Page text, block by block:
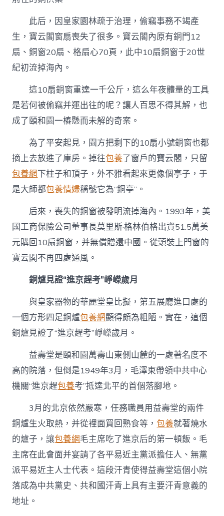
此后，因皇家園林疏于治理，偷竊事務不竭產
生，寶云閣窗扇喪失了很多。寶云閣內原有銅門12
扇、銅窗20扇、格扇心70頁，此中10扇銅窗于20世
紀初流掉海內。
這10扇銅窗重達一千公斤，這么年夜體量的工具
是若何被偷竊并運出往的呢？讓人百思不得其解，也
成了頤和園一樁懸而未解的奇案。
為了平安起見，園方把剩下的10扇小號銅窗也都
摘上去放進了庫房。掉往包養了窗戶的寶云閣，只留
包養網下柱子和頂子，外不雅看起來更像個亭子，于
是大師都包養情婦稱號它為“銅亭”。
后來，喪失的銅窗被發明流掉海內。1993年，美
國工商保險公司董事長莫里斯·格林伯格出資51.5萬美
元購回10扇銅窗，并無償贈還中國。從頭裝上門窗的
寶云閣不再四處通風。
銅爐見證“進京趕考”崢嶸歲月
與皇家器物的華麗堂皇比擬，第五展廳進口處的
一個方形四足銅爐包養網顯得頗為粗陋。實在，這個
銅爐見證了“進京趕考”崢嶸歲月。
益壽堂是頤和園萬壽山東側山麓的一處著名度不
高的院落，但倒是1949年3月，毛澤東帶領中共中心
機關“進京趕包養考”抵達北平的首個落腳地。
3月的北京依然嚴寒，任務職員用益壽堂的兩件
銅爐生火取熱，并從裡面買回熟食等，包養就著燒水
的爐子，讓包養網毛主席吃了進京后的第一頓飯。毛
主席在此會面并宴請了各平易近主黨派擔任人、無黨
派平易近主人士代表。這段汗青使得益壽堂這個小院
落成為中共黨史、共和國汗青上具有主要汗青意義的
地址。